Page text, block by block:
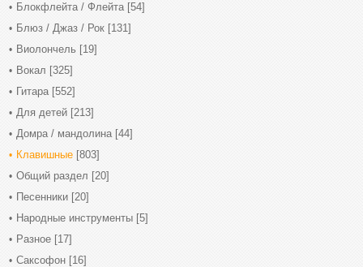
Блокфлейта / Флейта [54]
Блюз / Джаз / Рок [131]
Виолончель [19]
Вокал [325]
Гитара [552]
Для детей [213]
Домра / мандолина [44]
Клавишные [803]
Общий раздел [20]
Песенники [20]
Народные инструменты [5]
Разное [17]
Саксофон [16]